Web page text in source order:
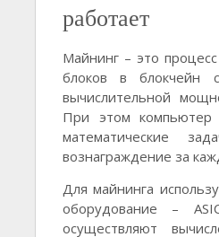
работает
Майнинг – это
блоков в блокчейн
вычислительной
При этом
математические
вознаграждение за
Для майнинга
оборудование –
осуществляют